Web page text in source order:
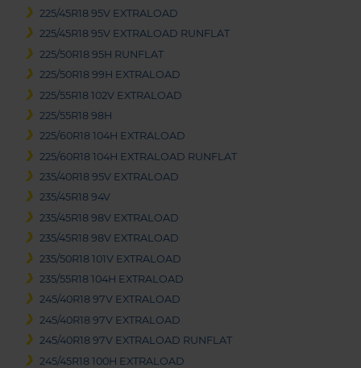
225/45R18 95V EXTRALOAD
225/45R18 95V EXTRALOAD RUNFLAT
225/50R18 95H RUNFLAT
225/50R18 99H EXTRALOAD
225/55R18 102V EXTRALOAD
225/55R18 98H
225/60R18 104H EXTRALOAD
225/60R18 104H EXTRALOAD RUNFLAT
235/40R18 95V EXTRALOAD
235/45R18 94V
235/45R18 98V EXTRALOAD
235/45R18 98V EXTRALOAD
235/50R18 101V EXTRALOAD
235/55R18 104H EXTRALOAD
245/40R18 97V EXTRALOAD
245/40R18 97V EXTRALOAD
245/40R18 97V EXTRALOAD RUNFLAT
245/45R18 100H EXTRALOAD